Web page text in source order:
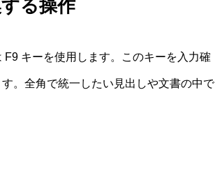
る操作
キーを使用します。このキーを入力確
。全角で統一したい見出しや文書の中で